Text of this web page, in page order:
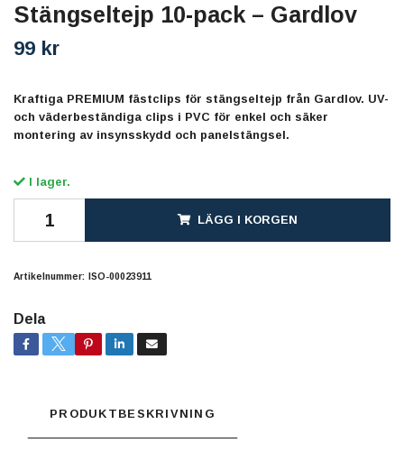
Stängseltejp 10-pack – Gardlov
99 kr
Kraftiga PREMIUM fästclips för stängseltejp från Gardlov. UV-
och väderbeständiga clips i PVC för enkel och säker
montering av insynsskydd och panelstängsel.
I lager.
LÄGG I KORGEN
Artikelnummer: ISO-00023911
Dela
PRODUKTBESKRIVNING